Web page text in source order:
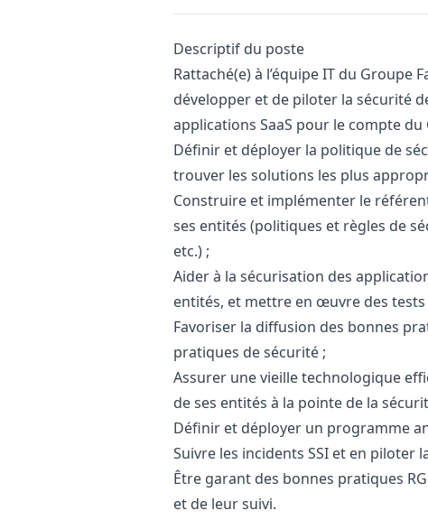
Description
Descriptif du poste
Rattaché(e) à l’équipe IT du
développer et de piloter la sécurité
applications SaaS pour le compte
Définir et déployer la politique de
trouver les solutions les plus
Construire et implémenter le
ses entités (politiques et règles de
etc.) ;
Aider à la sécurisation des
entités, et mettre en œuvre des
Favoriser la diffusion des bonnes
pratiques de sécurité ;
Assurer une vieille technologique
de ses entités à la pointe de la
Définir et déployer un programme
Suivre les incidents SSI et en piloter
Être garant des bonnes pratiques
et de leur suivi.